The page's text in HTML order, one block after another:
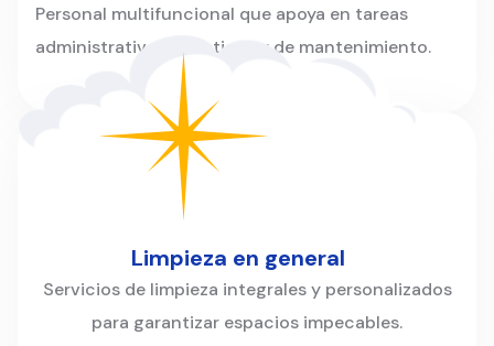
Personal multifuncional que apoya en tareas
administrativas, logísticas y de mantenimiento.
Limpieza en general
Servicios de limpieza integrales y personalizados
para garantizar espacios impecables.